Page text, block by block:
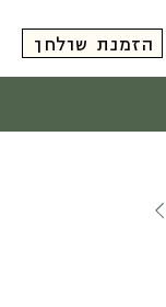
הזמנת שולחן